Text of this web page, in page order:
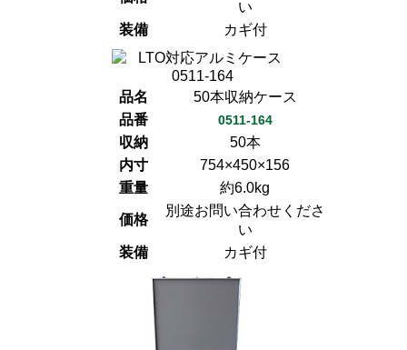
い
装備
カギ付
品名
50本収納ケース
品番
0511-164
収納
50本
内寸
754×450×156
重量
約6.0kg
価格
別途お問い合わせくださ
い
装備
カギ付